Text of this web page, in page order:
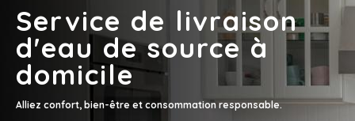
Service de livraison
d'eau de source à
domicile
Alliez confort, bien-être et consommation responsable.